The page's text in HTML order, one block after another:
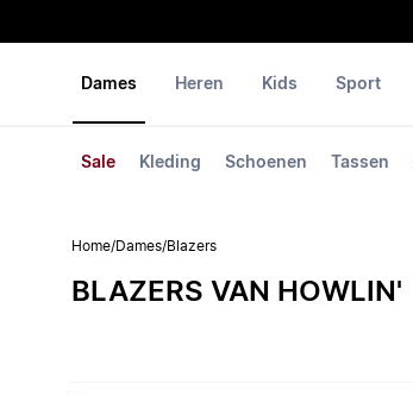
Dames
Sale Kleding Schoenen Tassen
Heren Kids Sport
Home/Dames/Blazers
BLAZERS VAN HOWLIN'